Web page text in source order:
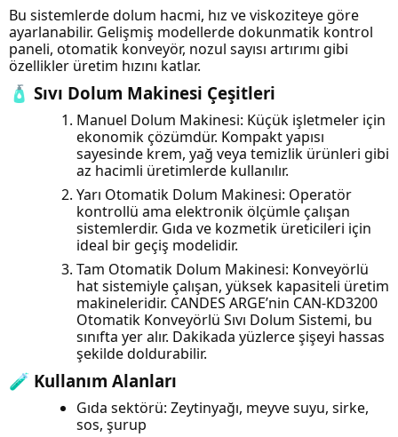
Bu sistemlerde dolum hacmi, hız ve viskoziteye göre
ayarlanabilir. Gelişmiş modellerde dokunmatik kontrol
paneli, otomatik konveyör, nozul sayısı artırımı gibi
özellikler üretim hızını katlar.
🧴 Sıvı Dolum Makinesi Çeşitleri
Manuel Dolum Makinesi: Küçük işletmeler için
ekonomik çözümdür. Kompakt yapısı
sayesinde krem, yağ veya temizlik ürünleri gibi
az hacimli üretimlerde kullanılır.
Yarı Otomatik Dolum Makinesi: Operatör
kontrollü ama elektronik ölçümle çalışan
sistemlerdir. Gıda ve kozmetik üreticileri için
ideal bir geçiş modelidir.
Tam Otomatik Dolum Makinesi: Konveyörlü
hat sistemiyle çalışan, yüksek kapasiteli üretim
makineleridir. CANDES ARGE’nin CAN-KD3200
Otomatik Konveyörlü Sıvı Dolum Sistemi, bu
sınıfta yer alır. Dakikada yüzlerce şişeyi hassas
şekilde doldurabilir.
🧪 Kullanım Alanları
Gıda sektörü: Zeytinyağı, meyve suyu, sirke,
sos, şurup